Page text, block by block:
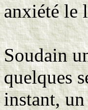
anxiété le
Soudain
quelques
instant,